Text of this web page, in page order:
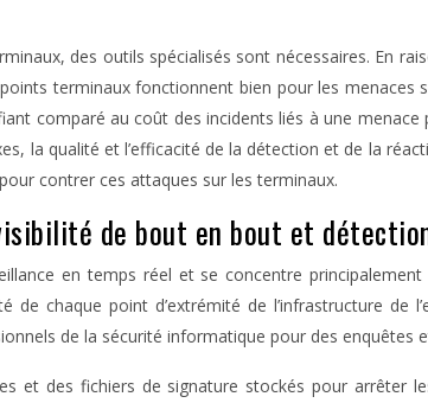
des outils spécialisés sont nécessaires. En
terminaux fonctionnent bien pour les
comparé au coût des incidents liés à une
la qualité et l’efficacité de la détection et de la
contrer ces attaques sur les terminaux.
de bout en bout et
en temps réel et se concentre
de chaque point d’extrémité de l’infrastructure
de la sécurité informatique pour des enquêtes
et des fichiers de signature stockés pour arrêter